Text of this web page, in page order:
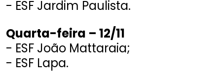
- ESF Jardim Paulista.
Quarta-feira – 12/11
- ESF João Mattaraia;
- ESF Lapa.